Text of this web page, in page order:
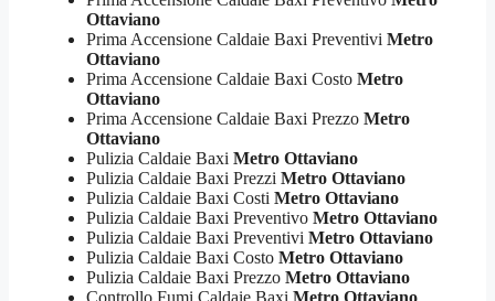
Ottaviano
Prima Accensione Caldaie Baxi Preventivi Metro
Ottaviano
Prima Accensione Caldaie Baxi Costo Metro
Ottaviano
Prima Accensione Caldaie Baxi Prezzo Metro
Ottaviano
Pulizia Caldaie Baxi Metro Ottaviano
Pulizia Caldaie Baxi Prezzi Metro Ottaviano
Pulizia Caldaie Baxi Costi Metro Ottaviano
Pulizia Caldaie Baxi Preventivo Metro Ottaviano
Pulizia Caldaie Baxi Preventivi Metro Ottaviano
Pulizia Caldaie Baxi Costo Metro Ottaviano
Pulizia Caldaie Baxi Prezzo Metro Ottaviano
Controllo Fumi Caldaie Baxi Metro Ottaviano